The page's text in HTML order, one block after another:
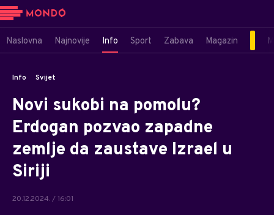
Naslovna Najnovije Info Sport Zabava Magazin
Info Svijet
Novi sukobi na pomolu?
Erdogan pozvao zapadne
zemlje da zaustave Izrael u
Siriji
20.12.2024. / 16:01